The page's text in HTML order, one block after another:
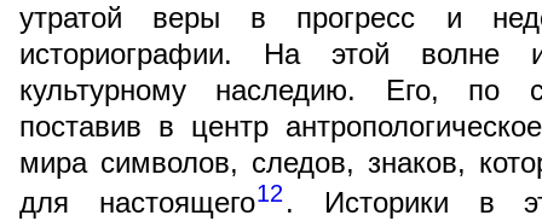
утратой веры в прогресс и
историографии. На этой волне
культурному наследию. Его, по
поставив в центр
мира символов, следов, знаков,
для настоящего12 . Историки в